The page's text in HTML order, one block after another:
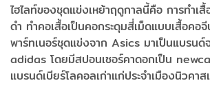
ไฮไลท์ของชุดแข่งเหย้าฤดูกาลนี้คือ การทำเ
ดำ ทำคอเสื้อเป็นคอกระดุมสี่เม็ดแบบเสื้อคอ
พาร์ทเนอร์ชุดแข่งจาก Asics มาเป็นแบรนด์
adidas โดยมีสปอนเซอร์คาดอกเป็น
แบรนด์เบียร์โลคอลเก่าแก่ประจำเมืองนิวคาส